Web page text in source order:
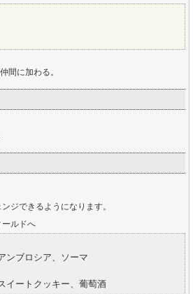
間に加わる。
ジできるようになります。
ールドへ
ンブロシア、ソーマ
イートクッキー、葡萄酒